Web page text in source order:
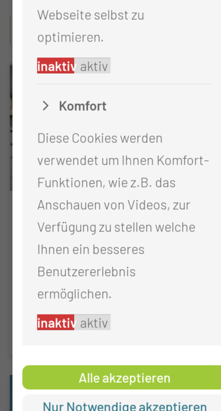
WO FINDE ICH WEITERE
INFORMATIONEN?
Cochlea Implantat
Durch die Versorgung mit einem
Cochlea Implantat (CI) ist es
möglich ertaubte Ohren wieder
hören zu lassen.
Webseite selbst zu
optimieren.
inaktiv aktiv
Komfort
Diese Cookies werden
verwendet um Ihnen Komfort-
Funktionen, wie z.B. das
Anschauen von Videos, zur
Verfügung zu stellen welche
Ihnen ein besseres
Benutzererlebnis
ermöglichen.
inaktiv aktiv
Alle akzeptieren
Nur Notwendige akzeptieren